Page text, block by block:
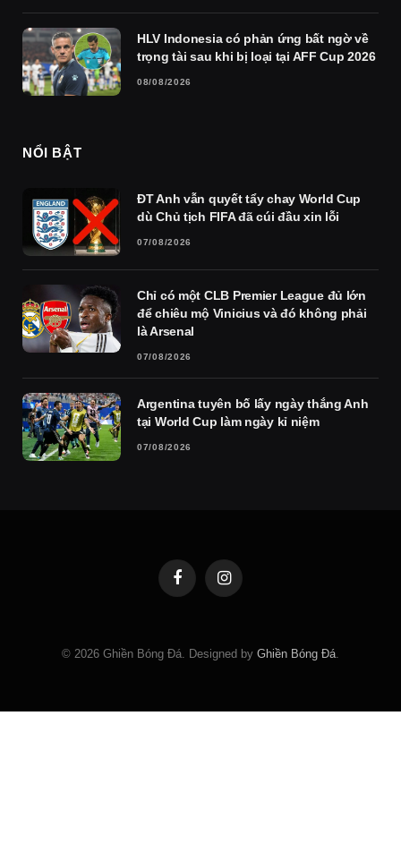
HLV Indonesia có phản ứng bất ngờ về
trọng tài sau khi bị loại tại AFF Cup 2026
08/08/2026
NỔI BẬT
ĐT Anh vẫn quyết tẩy chay World Cup
dù Chủ tịch FIFA đã cúi đầu xin lỗi
07/08/2026
Chỉ có một CLB Premier League đủ lớn
để chiêu mộ Vinicius và đó không phải
là Arsenal
07/08/2026
Argentina tuyên bố lấy ngày thắng Anh
tại World Cup làm ngày kỉ niệm
07/08/2026
FacebookInstagram
© 2026 Ghiền Bóng Đá. Designed by Ghiền Bóng Đá.